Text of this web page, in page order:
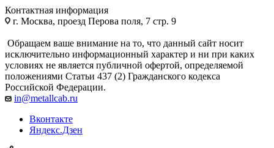
Контактная информация
г. Москва, проезд Перова поля, 7 стр. 9
Обращаем ваше внимание на то, что данный сайт носит
исключительно информационный характер и ни при каких
условиях не является публичной офертой, определяемой
положениями Статьи 437 (2) Гражданского кодекса
Российской Федерации.
in@metallcab.ru
Вконтакте
Яндекс.Дзен